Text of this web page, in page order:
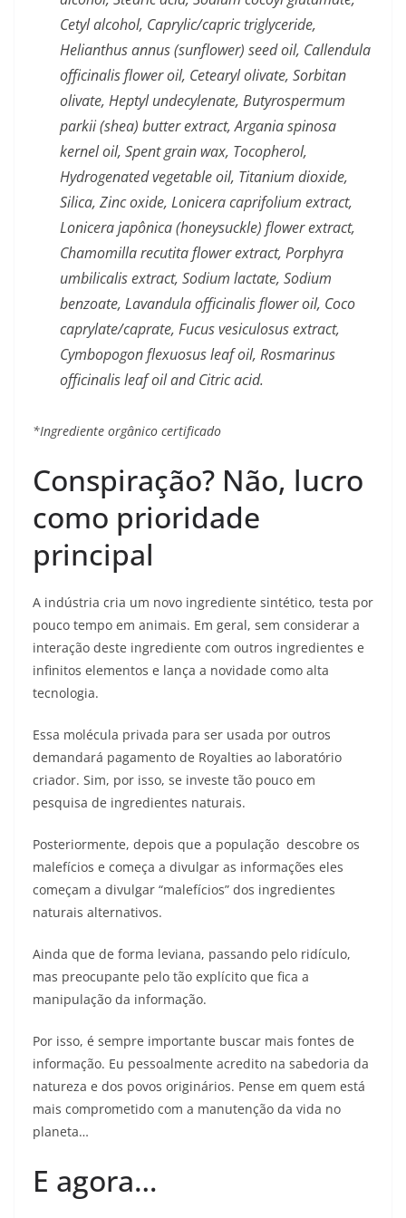
Cetyl alcohol, Caprylic/capric triglyceride,
Helianthus annus (sunflower) seed oil, Callendula
officinalis flower oil, Cetearyl olivate, Sorbitan
olivate, Heptyl undecylenate, Butyrospermum
parkii (shea) butter extract, Argania spinosa
kernel oil, Spent grain wax, Tocopherol,
Hydrogenated vegetable oil, Titanium dioxide,
Silica, Zinc oxide, Lonicera caprifolium extract,
Lonicera japônica (honeysuckle) flower extract,
Chamomilla recutita flower extract, Porphyra
umbilicalis extract, Sodium lactate, Sodium
benzoate, Lavandula officinalis flower oil, Coco
caprylate/caprate, Fucus vesiculosus extract,
Cymbopogon flexuosus leaf oil, Rosmarinus
officinalis leaf oil and Citric acid.
*Ingrediente orgânico certificado
Conspiração? Não, lucro
como prioridade
principal
A indústria cria um novo ingrediente sintético, testa por
pouco tempo em animais. Em geral, sem considerar a
interação deste ingrediente com outros ingredientes e
infinitos elementos e lança a novidade como alta
tecnologia.
Essa molécula privada para ser usada por outros
demandará pagamento de Royalties ao laboratório
criador. Sim, por isso, se investe tão pouco em
pesquisa de ingredientes naturais.
Posteriormente, depois que a população descobre os
malefícios e começa a divulgar as informações eles
começam a divulgar “malefícios” dos ingredientes
naturais alternativos.
Ainda que de forma leviana, passando pelo ridículo,
mas preocupante pelo tão explícito que fica a
manipulação da informação.
Por isso, é sempre importante buscar mais fontes de
informação. Eu pessoalmente acredito na sabedoria da
natureza e dos povos originários. Pense em quem está
mais comprometido com a manutenção da vida no
planeta…
E agora…